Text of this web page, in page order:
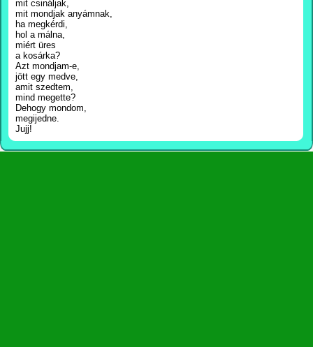
mit csináljak,
mit mondjak anyámnak,
ha megkérdi,
hol a málna,
miért üres
a kosárka?
Azt mondjam-e,
jött egy medve,
amit szedtem,
mind megette?
Dehogy mondom,
megijedne.
Jujj!